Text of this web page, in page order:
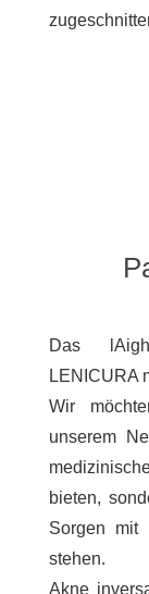
Das l Ai
LENICURA
Wir
unserem
bieten,
Sorgen mit
stehen.
Akne